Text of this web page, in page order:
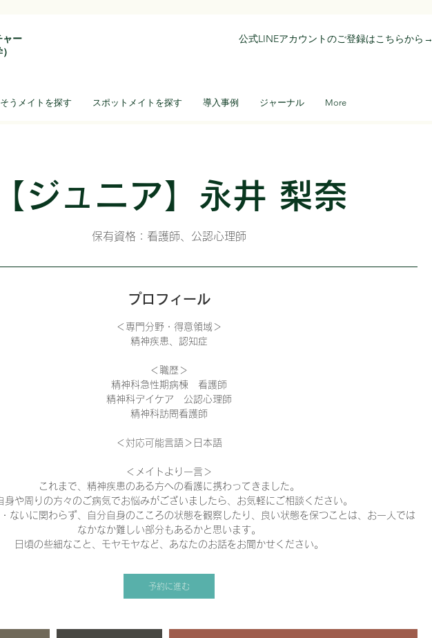
ャー
公式LINEアカウントのご登録はこちらから→
うメイトを探す スポットメイトを探す 導入事例 ジャーナル More
【ジュニア】永井 梨奈
保有資格：看護師、公認心理師
プロフィール
＜専門分野・得意領域＞
精神疾患、認知症
＜職歴＞
精神科急性期病棟 看護師
精神科デイケア 公認心理師
精神科訪問看護師
＜対応可能言語＞日本語
＜メイトより一言＞
これまで、精神疾患のある方への看護に携わってきました。
身や周りの方々のご病気でお悩みがございましたら、お気軽にご相談ください。
ないに関わらず、自分自身のこころの状態を観察したり、良い状態を保つことは、お一人では
なかなか難しい部分もあるかと思います。
日頃の些細なこと、モヤモヤなど、あなたのお話をお聞かせください。
予約に進む